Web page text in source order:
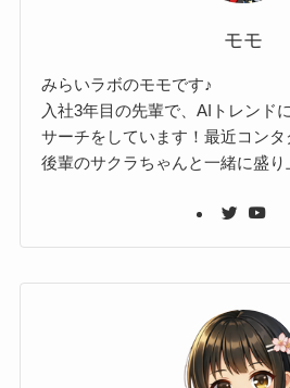
モモ
みらいラボのモモです♪
入社3年目の先輩で、AIトレンド
サーチをしています！最近コン
後輩のサクラちゃんと一緒に盛